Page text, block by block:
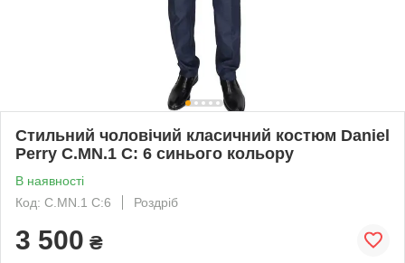
Стильний чоловічий класичний костюм Daniel
Perry C.MN.1 C: 6 синього кольору
В наявності
Код: C.MN.1 C:6
Роздріб
3 500 ₴